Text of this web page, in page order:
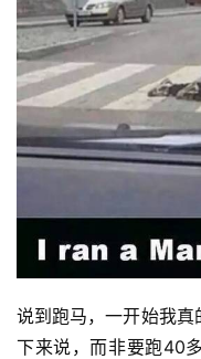
说到跑马，一开始我
下来说，而非要跑40